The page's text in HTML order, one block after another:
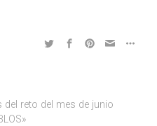
reto del mes de junio